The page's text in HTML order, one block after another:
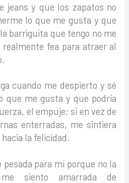
jeans y que los zapatos no
lo que me gusta y que
barriguita que tengo no me
fea para atraer al
cuando me despierto y sé
que me gusta y que podría
el empuje; si en vez de
enterradas, me sintiera
la felicidad.
para mí porque no la
siento amarrada de